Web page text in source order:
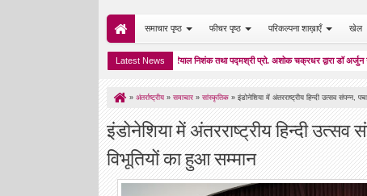
समाचार पृष्ठ फीचर पृष्ठ परिकल्पना शाख़ाएँ खेल
Latest News
डॉ रमेश पोखरियाल निशंक तथा पद्मश्री प्रो. अशोक चक्रधर द्वारा डॉ अर्जुन गुप्ता
» अंतर्राष्ट्रीय » समाचार » सांस्कृतिक » इंडोनेशिया में अंतरराष्ट्रीय हिन्दी उत्सव संपन्न,
इंडोनेशिया में अंतरराष्ट्रीय हिन्दी उत्सव
विभूतियों का हुआ सम्मान